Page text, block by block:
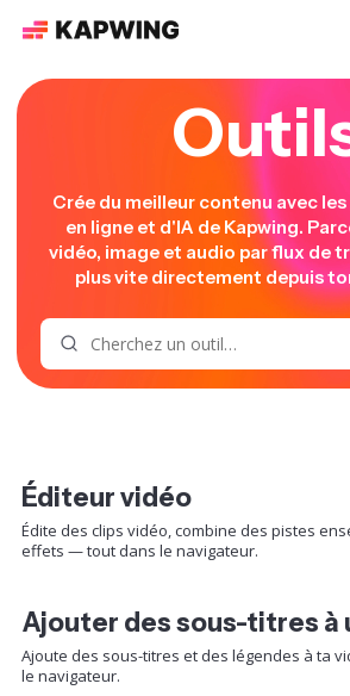
Crée du meilleur contenu avec
en ligne et d'IA de Kapwing.
vidéo, image et audio par flux de
plus vite directement depuis
Recherche d’outils
Éditeur vidéo
Édite des clips vidéo, combine des pistes
effets — tout dans le navigateur.
Ajouter des sous-titres à
Ajoute des sous-titres et des légendes à ta
le navigateur.